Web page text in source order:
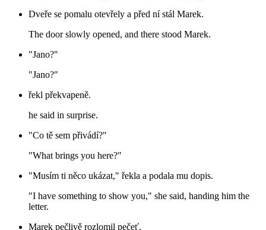
Dveře se pomalu otevřely a před ní stál Marek.
The door slowly opened, and there stood Marek.
"Jano?"
"Jano?"
řekl překvapeně.
he said in surprise.
"Co tě sem přivádí?"
"What brings you here?"
"Musím ti něco ukázat," řekla a podala mu dopis.
"I have something to show you," she said, handing him the
letter.
Marek pečlivě rozlomil pečeť.